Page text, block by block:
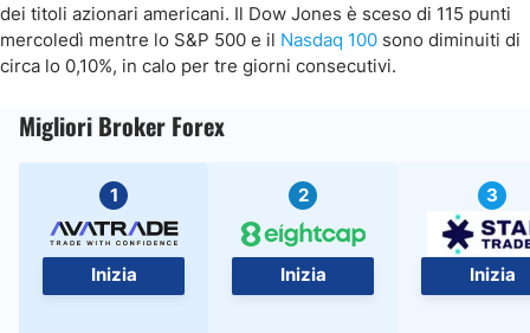
dei titoli azionari americani. Il Dow Jones è sceso di 115 punti
mercoledì mentre lo S&P 500 e il Nasdaq 100 sono diminuiti di
circa lo 0,10%, in calo per tre giorni consecutivi.
Migliori Broker Forex
1
Inizia
2
Inizia
3
Inizia